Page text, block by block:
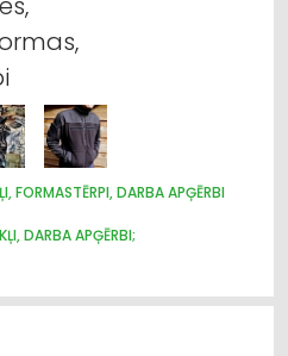
FORMASTĒRPI, DARBA APĢĒRBI
DARBA APĢĒRBI;
TIRDZNIECĪBA